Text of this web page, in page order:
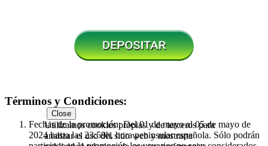
Términos y Condiciones:
Fechas de la promoción: Del 01 de mayo al 05 de mayo de
2024 hasta las 23:59h, hora peninsular española. Sólo podrán
Close
Utilizamos cookies propias y de terceros para
analizar el uso del sitio web y mostrarte